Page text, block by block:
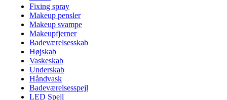
Fixing spray
Makeup pensler
Makeup svampe
Makeupfjerner
Badeværelsesskab
Højskab
Vaskeskab
Underskab
Håndvask
Badeværelsesspejl
LED Spejl